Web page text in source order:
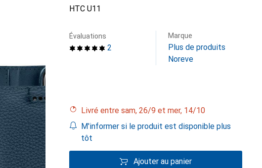
HTC U11
2
Évaluations Marque
Plus de produits
Noreve
Livré entre sam, 26/9 et mer, 14/10
M'informer si le produit est disponible plus
tôt
Ajouter au panier